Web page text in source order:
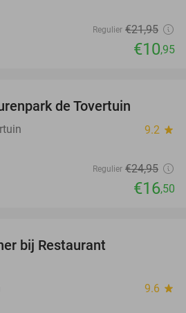
Regulier €21,95
€10,95
de Tovertuin
9.2 star
Regulier €24,95
€16,50
bij Restaurant
9.6 star